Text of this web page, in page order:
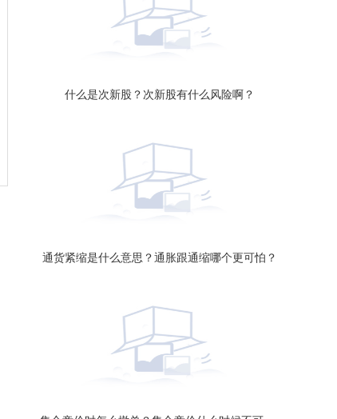
什么是次新股？次新股有什么风险啊？
通货紧缩是什么意思？通胀跟通缩哪个更可怕？